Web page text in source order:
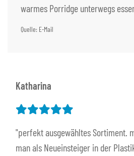
warmes Porridge unterwegs
Quelle: E-Mail
Katharina
"perfekt ausgewähltes Sortiment.
man als Neueinsteiger in der